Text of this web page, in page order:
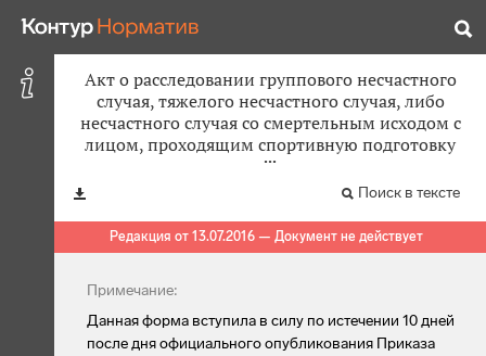
Акт о расследовании группового несчастного
случая, тяжелого несчастного случая, либо
несчастного случая со смертельным исходом с
лицом, проходящим спортивную подготовку
Поиск в тексте
Редакция от 13.07.2016 — Документ не действует
Примечание:
Данная форма вступила в силу по истечении 10 дней
после дня официального опубликования Приказа